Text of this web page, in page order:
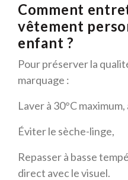
Comment
vêtement
enfant ?
Pour préserver la
marquage :
Laver à 30°C maximum,
Éviter le sèche-linge,
Repasser à basse
direct avec le visuel.